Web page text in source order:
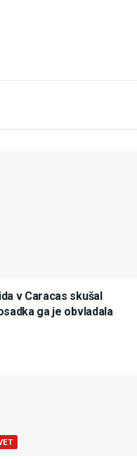
v Caracas skušal
ga je obvladala